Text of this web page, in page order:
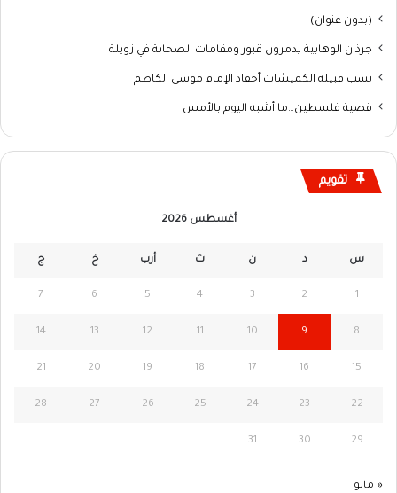
(بدون عنوان)
جرذان الوهابية يدمرون قبور ومقامات الصحابة في زويلة
نسب قبيلة الكميشات أحفاد الإمام موسى الكاظم
قضية فلسطين…ما أشبه اليوم بالأمس
تقويم
أغسطس 2026
س د ن ث أرب خ ج
1
2
3
4
5
6
7
8
9
10
11
12
13
14
15
16
17
18
19
20
21
22
23
24
25
26
27
28
29
30
31
« مايو